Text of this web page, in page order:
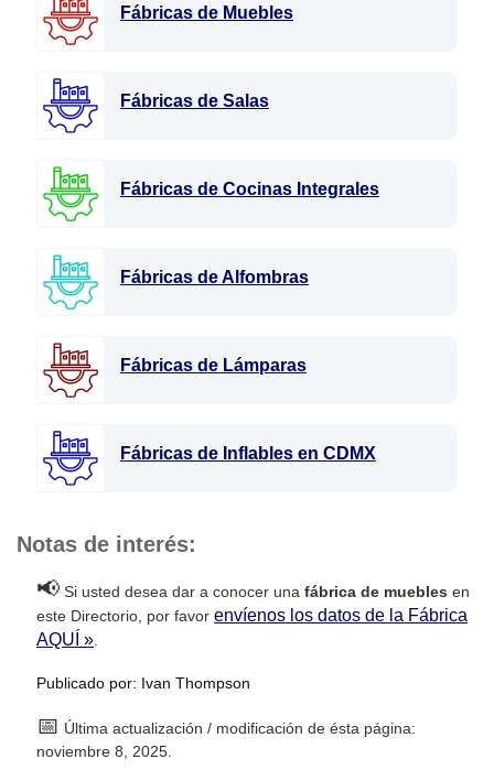
Fábricas de Muebles
Fábricas de Salas
Fábricas de Cocinas Integrales
Fábricas de Alfombras
Fábricas de Lámparas
Fábricas de Inflables en CDMX
Notas de interés:
📢 Si usted desea dar a conocer una fábrica de muebles en
este Directorio, por favor envíenos los datos de la Fábrica
AQUÍ »
Publicado por: Ivan Thompson
📅 Última actualización / modificación de ésta página:
noviembre 8, 2025.